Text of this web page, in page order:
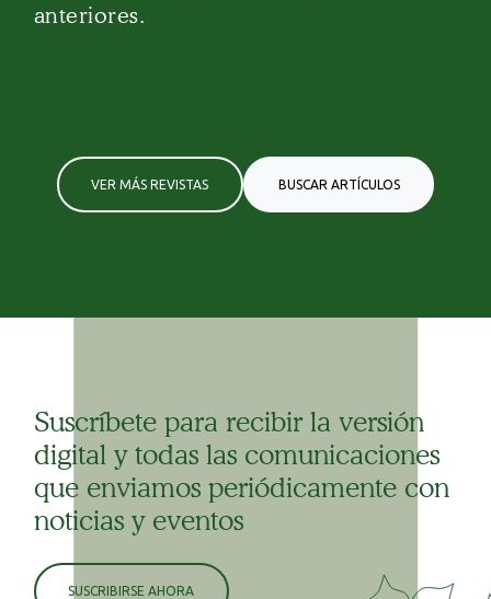
anteriores.
VER MÁS REVISTAS BUSCAR ARTÍCULOS
Suscríbete para recibir la versión
digital y todas las comunicaciones
que enviamos periódicamente con
noticias y eventos
SUSCRIBIRSE AHORA